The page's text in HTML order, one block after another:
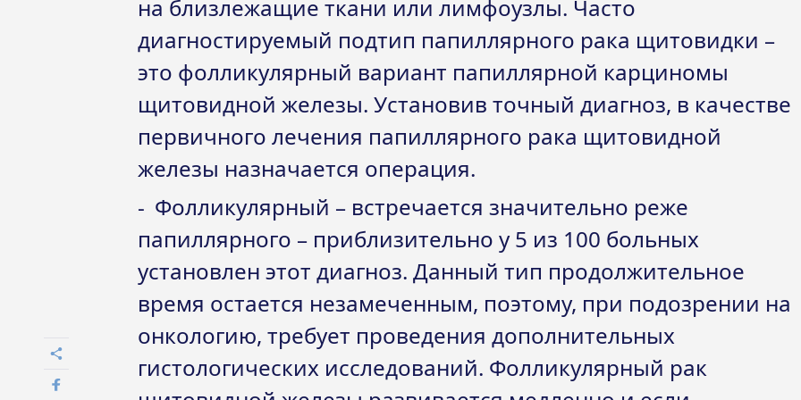
на близлежащие ткани или лимфоузлы. Часто
диагностируемый подтип папиллярного рака щитовидки –
это фолликулярный вариант папиллярной карциномы
щитовидной железы. Установив точный диагноз, в качестве
первичного лечения папиллярного рака щитовидной
железы назначается операция.
Фолликулярный – встречается значительно реже
папиллярного – приблизительно у 5 из 100 больных
установлен этот диагноз. Данный тип продолжительное
время остается незамеченным, поэтому, при подозрении на
онкологию, требует проведения дополнительных
гистологических исследований. Фолликулярный рак